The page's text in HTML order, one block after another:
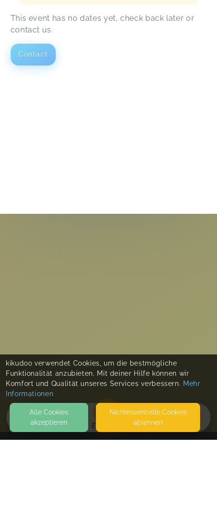
EVENTS
This event has no dates yet, check back later or
contact us.
Contact
kikudoo verwendet Cookies, um die bestmögliche
Funktionalität anzubieten. Mit deiner Hilfe können wir
Komfort und Qualität unseres Services verbessern. Mehr
Informationen
Alle Cookies
akzeptieren
Nicht­essentielle Cookies
ablehnen